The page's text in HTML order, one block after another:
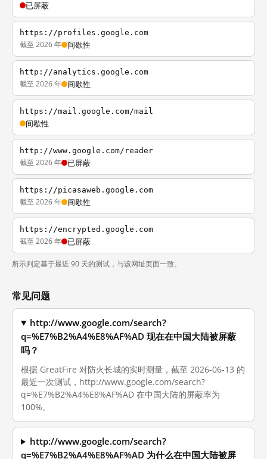
已屏蔽
https://profiles.google.com
截至 2026 年 间歇性
http://analytics.google.com
截至 2026 年 间歇性
https://mail.google.com/mail
间歇性
http://www.google.com/reader
截至 2026 年 已屏蔽
https://picasaweb.google.com
截至 2026 年 间歇性
https://encrypted.google.com
截至 2026 年 已屏蔽
所示判定基于最近 90 天的测试，与该网址页面一致。
常见问题
http://www.google.com/search?
q=%E7%B2%A4%E8%AF%AD 现在在中国大陆被屏蔽
吗？
根据 GreatFire 对防火长城的实时测量，截至 2026-06-13 的
最近一次测试，http://www.google.com/search?
q=%E7%B2%A4%E8%AF%AD 在中国大陆的屏蔽率为
100%。
http://www.google.com/search?
q=%E7%B2%A4%E8%AF%AD 为什么在中国大陆被屏